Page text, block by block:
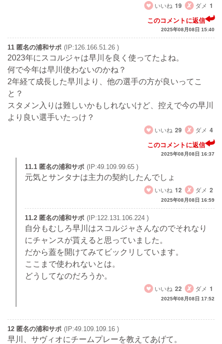
いいね 19 ダメ 1
このコメントに返信
2025年08月08日 15:40
11 匿名の浦和サポ (IP:126.166.51.26 )
2023年にスコルジャは早川を良く使ってたよね。
何で今年は早川使わないのかね？
2年経て成長した早川より、他の選手の方が良いってこ
と？
スタメン入りは難しいかもしれないけど、控えで今の早川
より良い選手いたっけ？
いいね 29 ダメ 4
このコメントに返信
2025年08月08日 16:37
11.1 匿名の浦和サポ (IP:49.109.99.65 )
元気とサンタナは主力の契約したんでしょ
いいね 12 ダメ 2
2025年08月08日 16:59
11.2 匿名の浦和サポ (IP:122.131.106.224 )
自分もむしろ早川はスコルジャさんなのでそれなり
にチャンスが貰えると思っていました。
だから蓋を開けてみてビックリしています。
ここまで使われないとは。
どうしてなのだろうか。
いいね 22 ダメ 1
2025年08月08日 17:52
12 匿名の浦和サポ (IP:49.109.109.16 )
早川、サヴィオにチームプレーを教えてあげて。